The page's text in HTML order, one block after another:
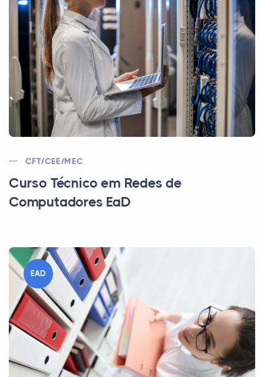
CFT/CEE/MEC
Curso Técnico em Redes de
Computadores EaD
EAD